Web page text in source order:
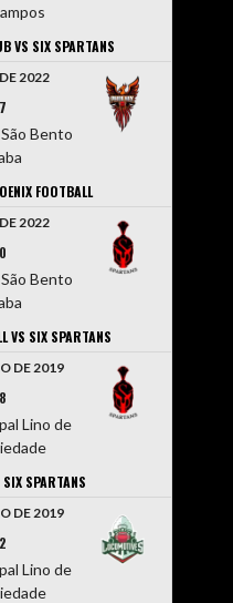
VS SIX SPARTANS
2022
Bento
FOOTBALL
2022
Bento
VS SIX SPARTANS
DE 2019
Lino de
SPARTANS
DE 2019
Lino de